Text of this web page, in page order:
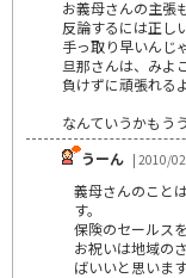
お義母さんの主張
反論するには正し
手っ取り早いんじ
旦那さんは、みよ
負けずに頑張れる
なんていうかもう
うーん | 2010/
義母さんのこと
す。
保険のセールス
お祝いは地域の
ばいいと思います